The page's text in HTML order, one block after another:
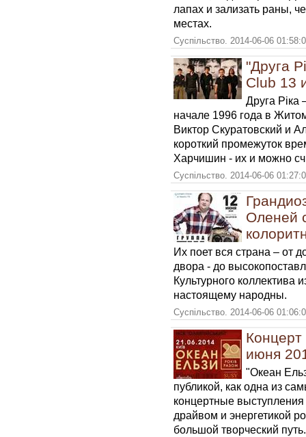
лапах и зализать раны,
местах.
Суспільство. 2014-06-06
"Друга
Club 13
Друга Ріка
начале 1996 года в
Виктор Скуратовский и
короткий промежуток
Харчишин - их и можно
Суспільство. 2014-06-06
Оленей
Их поет вся страна – от
двора - до
Культурного коллектива
настоящему народны.
Суспільство. 2014-06-06
июня
"Океан
публикой, как одна из
концертные
драйвом и энергетикой
большой творческий